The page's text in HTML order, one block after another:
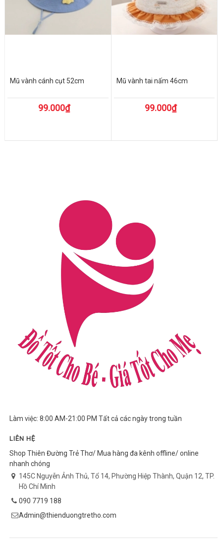
Mũ vành cánh cụt 52cm
99.000₫
Mũ vành tai nấm 46cm
99.000₫
Làm việc: 8:00 AM-21:00 PM Tất cả các ngày trong tuần
LIÊN HỆ
Shop Thiên Đường Trẻ Thơ/ Mua hàng đa kênh offline/ online
nhanh chóng
145C Nguyễn Ảnh Thủ, Tổ 14, Phường Hiệp Thành, Quận 12, TP.
Hồ Chí Minh
090 7719 188
Admin@thienduongtretho.com